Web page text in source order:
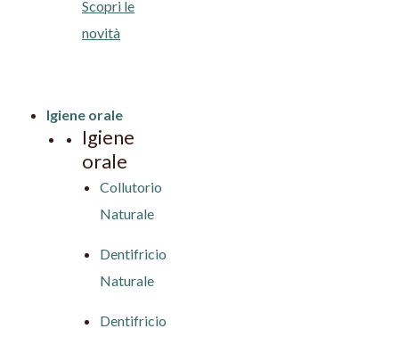
Scopri le
novità
Igiene orale
Igiene
orale
Collutorio
Naturale
Dentifricio
Naturale
Dentifricio